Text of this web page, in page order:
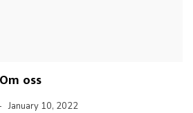
oss
January 10, 2022